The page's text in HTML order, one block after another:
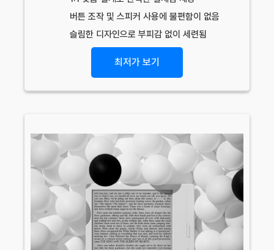
버튼 조작 및 스피커 사용에 불편함이 없음
슬림한 디자인으로 부피감 없이 세련됨
최저가 보기